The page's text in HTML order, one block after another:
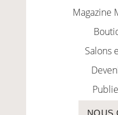
Magazine
Salons
NOUS